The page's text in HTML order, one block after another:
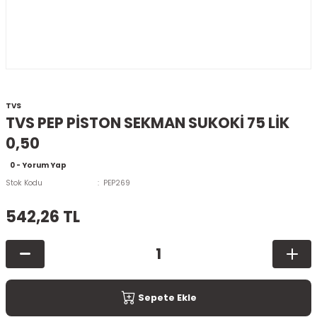
TVS
TVS PEP PİSTON SEKMAN SUKOKİ 75 LİK
0,50
0 - Yorum Yap
Stok Kodu
PEP269
542,26 TL
Sepete Ekle